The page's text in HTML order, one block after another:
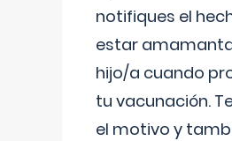
notifiques el
estar
hijo/a cuando
tu vacunación.
el motivo y